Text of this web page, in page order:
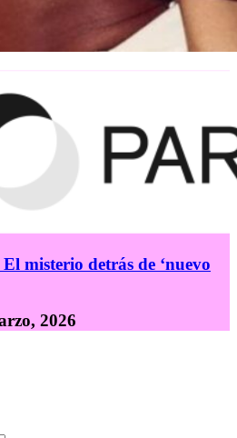
misterio detrás de ‘nuevo
2026